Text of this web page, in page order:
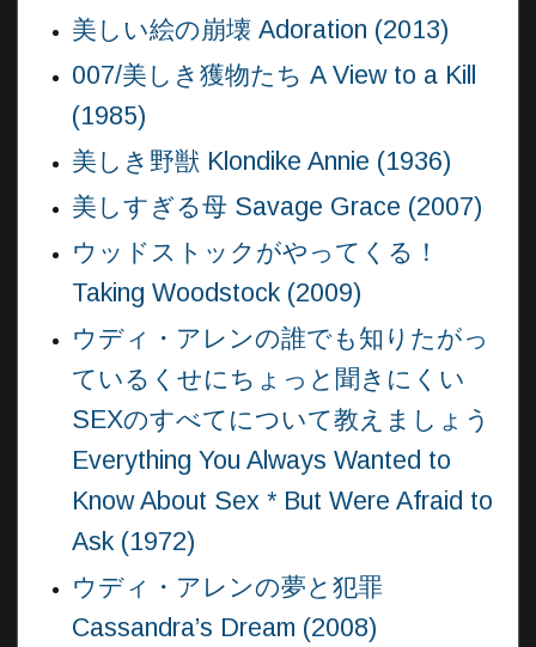
美しい絵の崩壊 Adoration (2013)
007/美しき獲物たち A View to a Kill
(1985)
美しき野獣 Klondike Annie (1936)
美しすぎる母 Savage Grace (2007)
ウッドストックがやってくる！
Taking Woodstock (2009)
ウディ・アレンの誰でも知りたがっ
ているくせにちょっと聞きにくい
SEXのすべてについて教えましょう
Everything You Always Wanted to
Know About Sex * But Were Afraid to
Ask (1972)
ウディ・アレンの夢と犯罪
Cassandra’s Dream (2008)